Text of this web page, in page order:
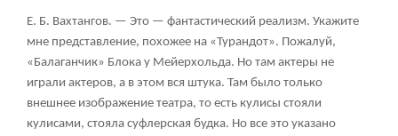
Е. Б. Вахтангов. — Это — фантастический реализм. Укажите
мне представление, похожее на «Турандот». Пожалуй,
«Балаганчик» Блока у Мейерхольда. Но там актеры не
играли актеров, а в этом вся штука. Там было только
внешнее изображение театра, то есть кулисы стояли
кулисами, стояла суфлерская будка. Но все это указано